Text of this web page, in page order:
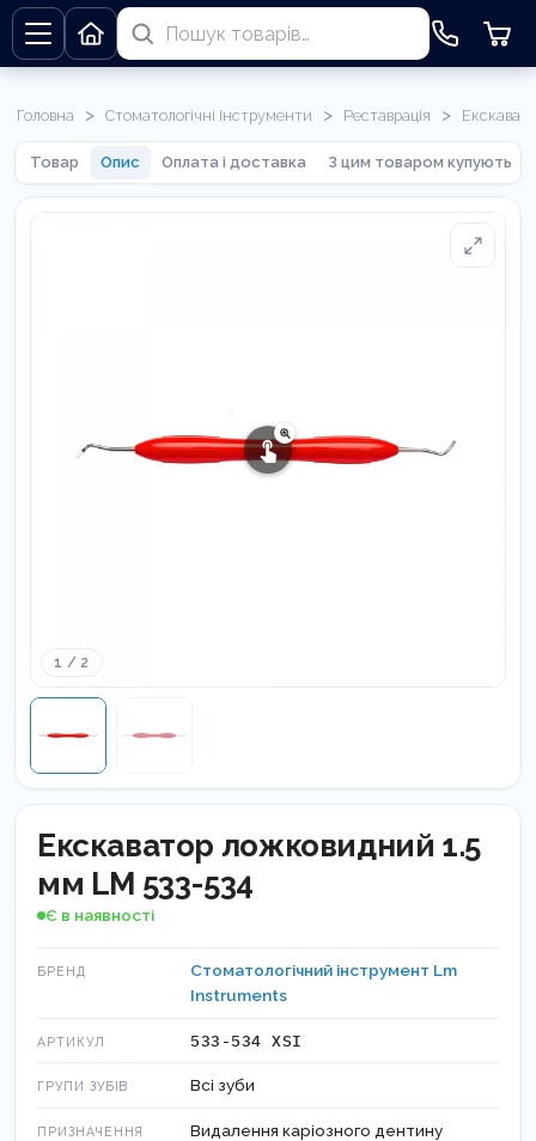
Головна > Стоматологічні інструменти > Реставрація >
Товар Опис Оплата і доставка З цим товаром купують
1 / 2
Екскаватор ложковидний 1.5
мм LM 533-534
Є в наявності
БРЕНД
Стоматологічний інструмент Lm
Instruments
АРТИКУЛ 533-534 XSI
ГРУПИ ЗУБІВ Всі зуби
ПРИЗНАЧЕННЯ Видалення каріозного дентину